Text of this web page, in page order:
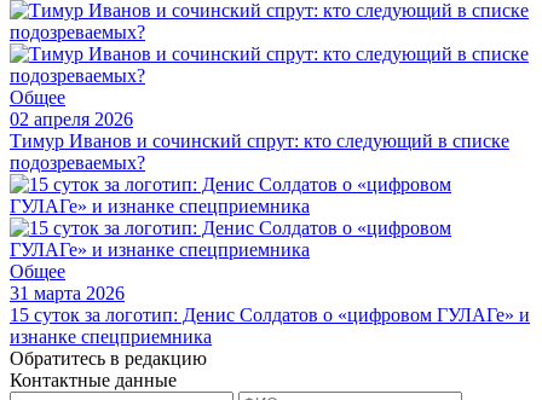
Общее
02 апреля 2026
Тимур Иванов и сочинский спрут: кто следующий в списке
подозреваемых?
Общее
31 марта 2026
15 суток за логотип: Денис Солдатов о «цифровом ГУЛАГе» и
изнанке спецприемника
Обратитесь в редакцию
Контактные данные